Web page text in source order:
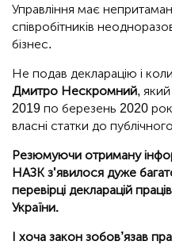
Управління має
співробітників
бізнес.
Не подав декларацію і
Дмитро Нескромний,
2019 по березень 2020
власні статки до
Резюмуючи отриману
НАЗК з'явилося дуже
перевірці декларацій
України.
І хоча закон зобов’язав